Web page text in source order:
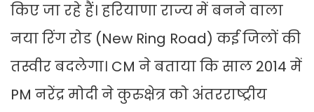
किए जा रहे हैं। हरियाणा राज्य में बनने वाला
नया रिंग रोड (New Ring Road) कई जिलों की
तस्वीर बदलेगा। CM ने बताया कि साल 2014 में
PM नरेंद्र मोदी ने कुरुक्षेत्र को अंतरराष्ट्रीय